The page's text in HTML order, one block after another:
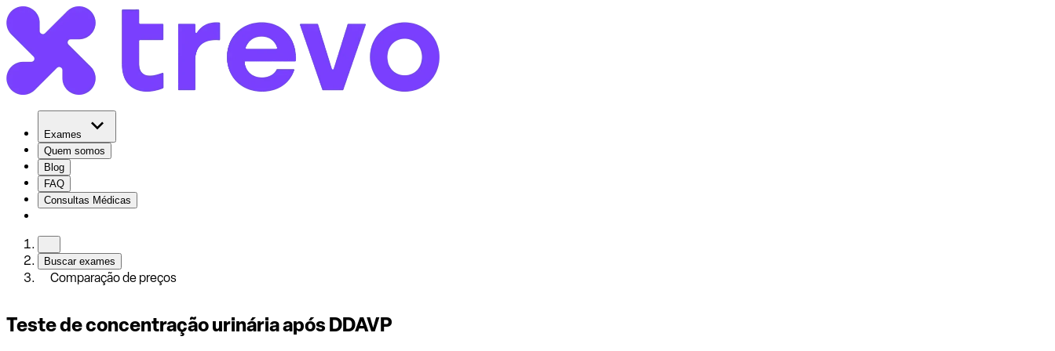
Exames
Quem somos
Blog
FAQ
Consultas Médicas
Buscar exames
Comparação de preços
Teste de concentração urinária após DDAVP